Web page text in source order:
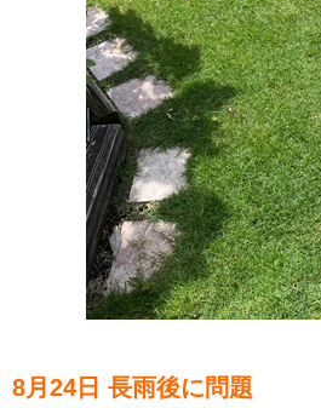
8月24日 長雨後に問題